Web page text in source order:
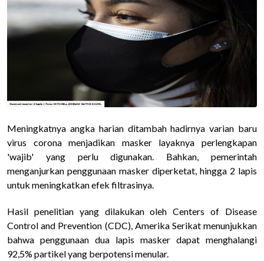
Meningkatnya angka harian ditambah hadirnya varian baru
virus corona menjadikan masker layaknya perlengkapan
'wajib' yang perlu digunakan. Bahkan, pemerintah
menganjurkan penggunaan masker diperketat, hingga 2 lapis
untuk meningkatkan efek filtrasinya.
Hasil penelitian yang dilakukan oleh Centers of Disease
Control and Prevention (CDC), Amerika Serikat menunjukkan
bahwa penggunaan dua lapis masker dapat menghalangi
92,5% partikel yang berpotensi menular.